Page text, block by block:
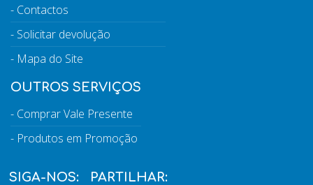
Contactos
Solicitar devolução
Mapa do Site
OUTROS SERVIÇOS
Comprar Vale Presente
Produtos em Promoção
SIGA-NOS: PARTILHAR: